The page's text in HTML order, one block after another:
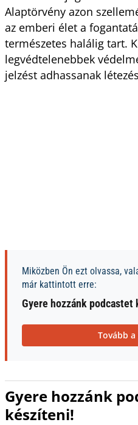
Alaptörvény azon
az emberi élet a
természetes halálig tart.
legvédtelenebbek
jelzést adhassanak
Miközben Ön ezt olvassa,
már kattintott erre:
Gyere hozzánk
Tovább
Gyere hozzánk
készíteni!